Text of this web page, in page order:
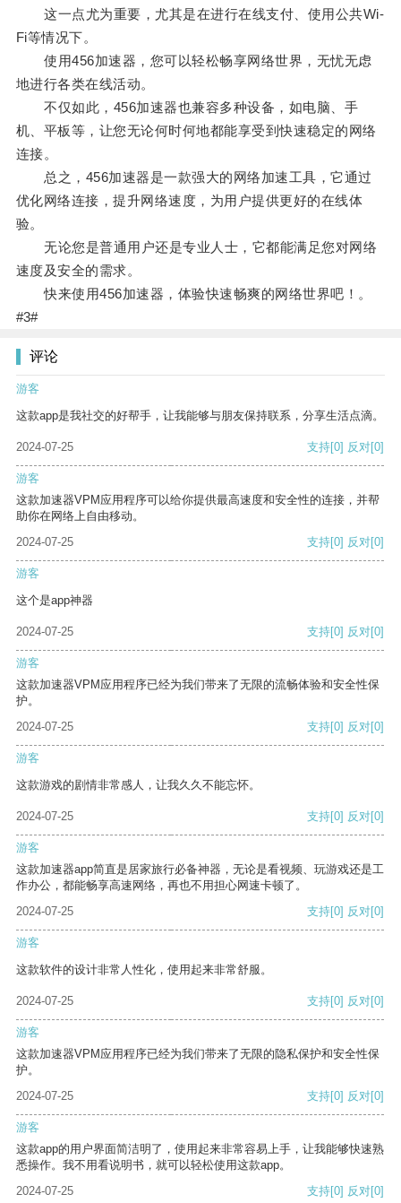
这一点尤为重要，尤其是在进行在线支付、使用公共Wi-
Fi等情况下。
使用456加速器，您可以轻松畅享网络世界，无忧无虑
地进行各类在线活动。
不仅如此，456加速器也兼容多种设备，如电脑、手
机、平板等，让您无论何时何地都能享受到快速稳定的网络
连接。
总之，456加速器是一款强大的网络加速工具，它通过
优化网络连接，提升网络速度，为用户提供更好的在线体
验。
无论您是普通用户还是专业人士，它都能满足您对网络
速度及安全的需求。
快来使用456加速器，体验快速畅爽的网络世界吧！。
#3#
评论
游客
这款app是我社交的好帮手，让我能够与朋友保持联系，分享生活点滴。
2024-07-25 支持[0] 反对[0]
游客
这款加速器VPM应用程序可以给你提供最高速度和安全性的连接，并帮
助你在网络上自由移动。
2024-07-25
支持[0] 反对[0]
游客
这个是app神器
2024-07-25 支持[0] 反对[0]
游客
这款加速器VPM应用程序已经为我们带来了无限的流畅体验和安全性保
护。
2024-07-25
支持[0] 反对[0]
游客
这款游戏的剧情非常感人，让我久久不能忘怀。
2024-07-25 支持[0] 反对[0]
游客
这款加速器app简直是居家旅行必备神器，无论是看视频、玩游戏还是工
作办公，都能畅享高速网络，再也不用担心网速卡顿了。
2024-07-25
支持[0] 反对[0]
游客
这款软件的设计非常人性化，使用起来非常舒服。
2024-07-25 支持[0] 反对[0]
游客
这款加速器VPM应用程序已经为我们带来了无限的隐私保护和安全性保
护。
2024-07-25
支持[0] 反对[0]
游客
这款app的用户界面简洁明了，使用起来非常容易上手，让我能够快速熟
悉操作。我不用看说明书，就可以轻松使用这款app。
2024-07-25
支持[0] 反对[0]